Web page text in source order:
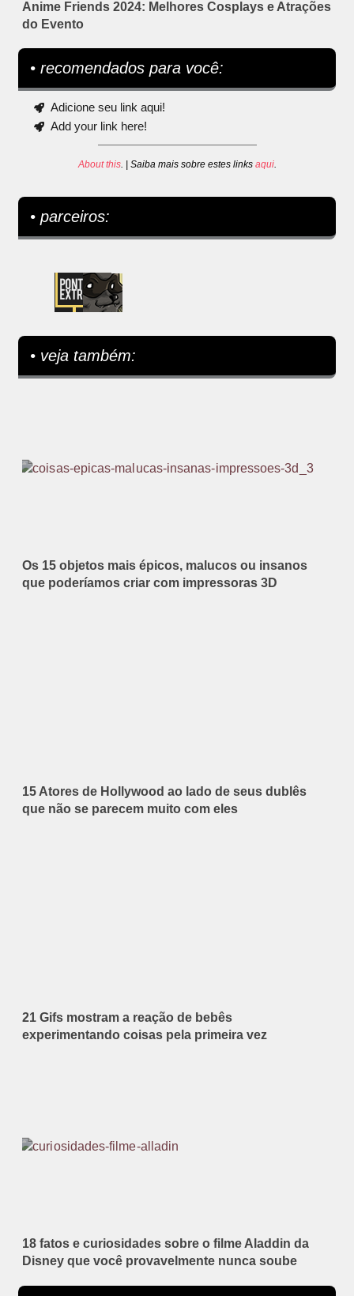
Anime Friends 2024: Melhores Cosplays e Atrações
do Evento
• recomendados para você:
Adicione seu link aqui!
Add your link here!
About this. | Saiba mais sobre estes links aqui.
• parceiros:
• veja também:
Os 15 objetos mais épicos, malucos ou insanos
que poderíamos criar com impressoras 3D
15 Atores de Hollywood ao lado de seus dublês
que não se parecem muito com eles
21 Gifs mostram a reação de bebês
experimentando coisas pela primeira vez
18 fatos e curiosidades sobre o filme Aladdin da
Disney que você provavelmente nunca soube